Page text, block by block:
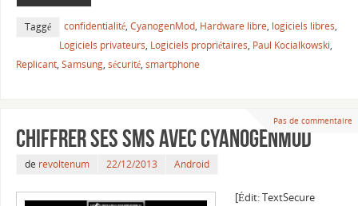
Taggé confidentialité, CyanogenMod, Hardware libre, logiciels libres,
Logiciels privateurs, Logiciels propriétaires, Paul Kocialkowski,
Replicant, Samsung, sécurité, smartphone
Pas de commentaire
Chiffrer ses SMS avec CyanogenMod
de revoltenum 22/12/2013 Android
[Édit: TextSecure